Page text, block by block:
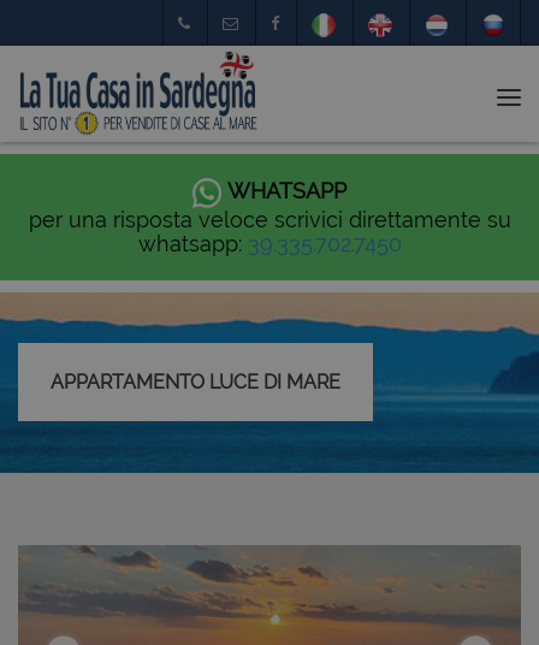
WHATSAPP
per una risposta veloce scrivici direttamente su
whatsapp: 39.335.702.7450
APPARTAMENTO LUCE DI MARE